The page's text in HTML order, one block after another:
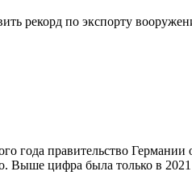
рекорд по экспорту
года правительство
Выше цифра была только в